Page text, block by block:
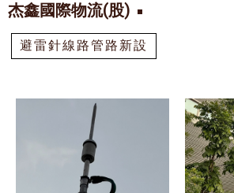
杰鑫國際物流(股)
避雷針線路管路新設